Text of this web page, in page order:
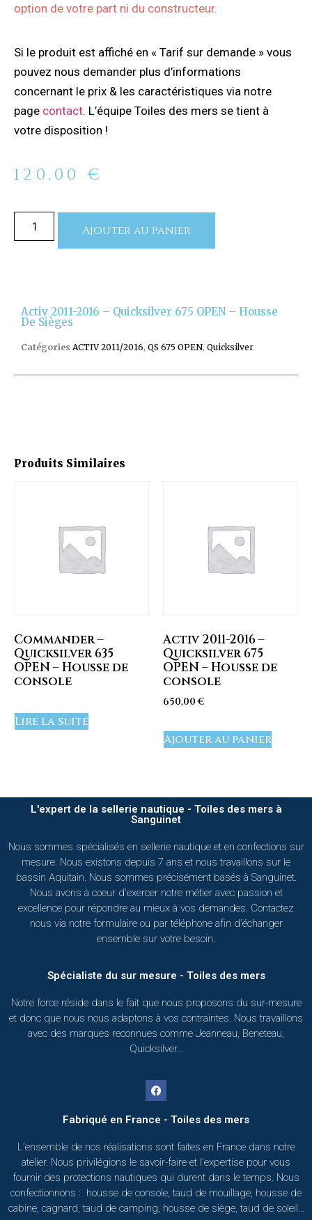
option de votre part ni du constructeur.
Si le produit est affiché en « Tarif sur demande » vous
pouvez nous demander plus d’informations
concernant le prix & les caractéristiques via notre
page contact. L’équipe Toiles des mers se tient à
votre disposition !
120,00€
Ajouter au panier
Produits Similaires
Commander –
Quicksilver 635
OPEN – Housse de
console
Lire la suite
Activ 2011-2016 –
Quicksilver 675
OPEN – Housse de
console
650,00€
Ajouter au panier
Activ 2011-2016 – Quicksilver 675 OPEN – Housse
De Sièges
Catégories ACTIV 2011/2016, QS 675 OPEN, Quicksilver
L'expert de la sellerie nautique - Toiles des mers à
Sanguinet
Nous sommes spécialisés en sellerie nautique et en confections sur
mesure. Nous existons depuis 7 ans et nous travaillons sur le
bassin Aquitain. Nous sommes précisément basés à Sanguinet.
Nous avons à coeur d’exercer notre métier avec passion et
excellence pour répondre au mieux à vos demandes. Contactez
nous via notre formulaire ou par téléphone afin d’échanger
ensemble sur votre besoin.
Spécialiste du sur mesure - Toiles des mers
Notre force réside dans le fait que nous proposons du sur-mesure
et donc que nous nous adaptons à vos contraintes. Nous travaillons
avec des marques reconnues comme Jeanneau, Beneteau,
Quicksilver…
Fabriqué en France - Toiles des mers
L’ensemble de nos réalisations sont faites en France dans notre
atelier. Nous privilégions le savoir-faire et l’expertise pour vous
fournir des protections nautiques qui durent dans le temps. Nous
confectionnons : housse de console, taud de mouillage, housse de
cabine, cagnard, taud de camping, housse de siège, taud de soleil…